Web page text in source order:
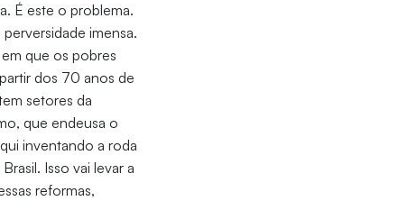
É este o problema.
imensa.
que os pobres
dos 70 anos de
setores da
que endeusa o
inventando a roda
Isso vai levar a
reformas,